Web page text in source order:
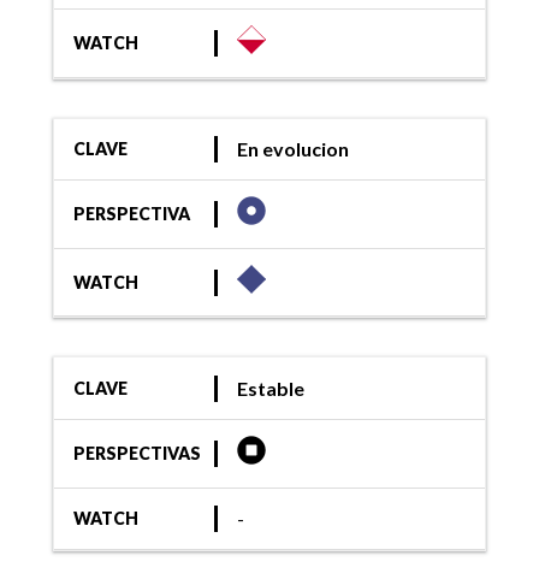
WATCH
CLAVE En evolucion
PERSPECTIVA
WATCH
CLAVE Estable
PERSPECTIVAS
WATCH -